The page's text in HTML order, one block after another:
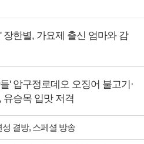
장한별, 가요제 출신 엄마와 감
' 압구정로데오 오징어 불고기·
유승목 입맛 저격
결방, 스페셜 방송